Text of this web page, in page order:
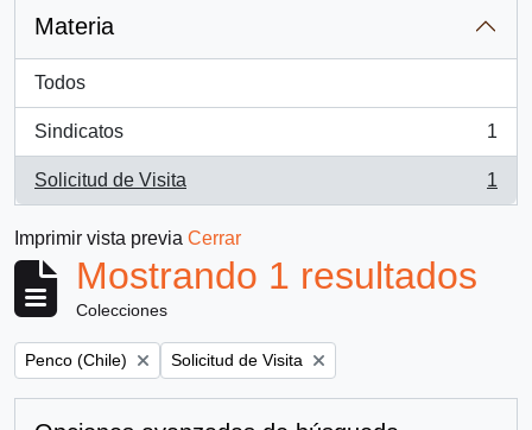
Materia
Todos
Sindicatos
, 1 resultados
1
Solicitud de Visita
, 1 resultados
1
Imprimir vista previa Cerrar
Mostrando 1 resultados
Colecciones
Remove filter:
Penco (Chile) Remove filter:
Solicitud de Visita